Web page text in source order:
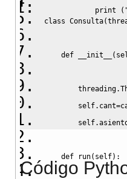
print ("El hilo
class
def
def run(self):
Código